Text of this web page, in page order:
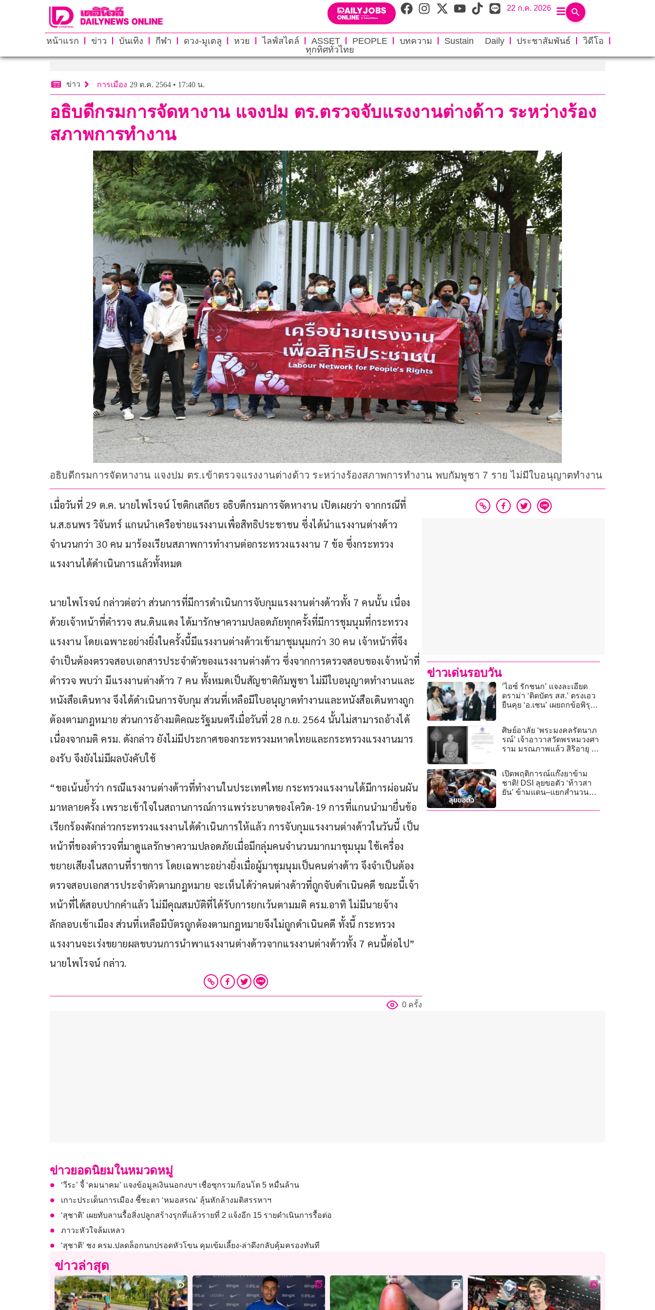
22 ก.ค. 2026
หน้าแรก ข่าว บันเทิง กีฬา ดวง-มูเตลู หวย ไลฟ์สไตล์ ASSET PEOPLE บทความ Sustain Daily ประชาสัมพันธ์
วิดีโอ
ทุกทิศทั่วไทย
ข่าว การเมือง 29 ต.ค. 2564 • 17:40 น.
อธิบดีกรมการจัดหางาน แจงปม ตร.ตรวจจับแรงงานต่างด้าว ระหว่างร้อง
สภาพการทำงาน
อธิบดีกรมการจัดหางาน แจงปม ตร.เข้าตรวจแรงงานต่างด้าว ระหว่างร้องสภาพการทำงาน พบกัมพูชา 7 ราย ไม่มีใบอนุญาตทำงาน
เมื่อวันที่ 29 ต.ค. นายไพโรจน์ โชติกเสถียร อธิบดีกรมการจัดหางาน เปิดเผยว่า จากกรณีที่
น.ส.ธนพร วิจันทร์ แกนนำเครือข่ายแรงงานเพื่อสิทธิประชาชน ซึ่งได้นำแรงงานต่างด้าว
จำนวนกว่า 30 คน มาร้องเรียนสภาพการทำงานต่อกระทรวงแรงงาน 7 ข้อ ซึ่งกระทรวง
แรงงานได้ดำเนินการแล้วทั้งหมด
นายไพโรจน์ กล่าวต่อว่า ส่วนการที่มีการดำเนินการจับกุมแรงงานต่างด้าวทั้ง 7 คนนั้น เนื่อง
ด้วยเจ้าหน้าที่ตำรวจ สน.ดินแดง ได้มารักษาความปลอดภัยทุกครั้งที่มีการชุมนุมที่กระทรวง
แรงงาน โดยเฉพาะอย่างยิ่งในครั้งนี้มีแรงงานต่างด้าวเข้ามาชุมนุมกว่า 30 คน เจ้าหน้าที่จึง
จำเป็นต้องตรวจสอบเอกสารประจำตัวของแรงงานต่างด้าว ซึ่งจากการตรวจสอบของเจ้าหน้าที่
ตำรวจ พบว่า มีแรงงานต่างด้าว 7 คน ทั้งหมดเป็นสัญชาติกัมพูชา ไม่มีใบอนุญาตทำงานและ
หนังสือเดินทาง จึงได้ดำเนินการจับกุม ส่วนที่เหลือมีใบอนุญาตทำงานและหนังสือเดินทางถูก
ต้องตามกฎหมาย ส่วนการอ้างมติคณะรัฐมนตรีเมื่อวันที่ 28 ก.ย. 2564 นั้นไม่สามารถอ้างได้
เนื่องจากมติ ครม. ดังกล่าว ยังไม่มีประกาศของกระทรวงมหาดไทยและกระทรวงแรงงานมาร
องรับ จึงยังไม่มีผลบังคับใช้
“ขอเน้นย้ำว่า กรณีแรงงานต่างด้าวที่ทำงานในประเทศไทย กระทรวงแรงงานได้มีการผ่อนผัน
มาหลายครั้ง เพราะเข้าใจในสถานการณ์การแพร่ระบาดของโควิด-19 การที่แกนนำมายื่นข้อ
เรียกร้องดังกล่าวกระทรวงแรงงานได้ดำเนินการให้แล้ว การจับกุมแรงงานต่างด้าวในวันนี้ เป็น
หน้าที่ของตำรวจที่มาดูแลรักษาความปลอดภัยเมื่อมีกลุ่มคนจำนวนมากมาชุมนุม ใช้เครื่อง
ขยายเสียงในสถานที่ราชการ โดยเฉพาะอย่างยิ่งเมื่อผู้มาชุมนุมเป็นคนต่างด้าว จึงจำเป็นต้อง
ตรวจสอบเอกสารประจำตัวตามกฎหมาย จะเห็นได้ว่าคนต่างด้าวที่ถูกจับดำเนินคดี ขณะนี้เจ้า
หน้าที่ได้สอบปากคำแล้ว ไม่มีคุณสมบัติที่ได้รับการยกเว้นตามมติ ครม.อาทิ ไม่มีนายจ้าง
ลักลอบเข้าเมือง ส่วนที่เหลือมีบัตรถูกต้องตามกฎหมายจึงไม่ถูกดำเนินคดี ทั้งนี้ กระทรวง
แรงงานจะเร่งขยายผลขบวนการนำพาแรงงานต่างด้าวจากแรงงานต่างด้าวทั้ง 7 คนนี้ต่อไป”
นายไพโรจน์ กล่าว.
0 ครั้ง
ข่าวเด่นรอบวัน
‘ไอซ์ รักชนก’ แจงละเอียด
ดราม่า ‘ติดบัตร สส.’ ตรงเอว
ยืนคุย ‘อ.เชน’ เผยถกข้อพิรุธ
ศิษย์อาลัย ‘พระมงคลรัตนาภ
รณ์’ เจ้าอาวาสวัดพรหมวงศา
ราม มรณภาพแล้ว สิริอายุ 73
เปิดพฤติการณ์แก๊งยาข้าม
ชาติ! DSI ลุยขอตัว ‘ท้าวสา
ยัน’ ข้ามแดน–แยกสำนวน
ข่าวยอดนิยมในหมวดหมู่
‘วีระ’ จี้ ‘คมนาคม’ แจงข้อมูลเงินนอกงบฯ เชื่อซุกรวมก้อนโต 5 หมื่นล้าน
เกาะประเด็นการเมือง ชี้ชะตา ‘หมอสรณ’ ลุ้นหักล้างมติสรรหาฯ
‘สุชาติ’ เผยทับลานรื้อสิ่งปลูกสร้างรุกที่แล้วรายที่ 2 แจ้งอีก 15 รายดำเนินการรื้อต่อ
ภาวะหัวใจล้มเหลว
‘สุชาติ’ ชง ครม.ปลดล็อกนกปรอดหัวโขน คุมเข้มเลี้ยง-ล่าดึงกลับคุ้มครองทันที
ข่าวล่าสุด